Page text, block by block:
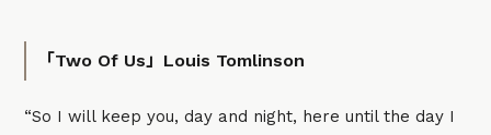
「Two Of Us」Louis Tomlinson
“So I will keep you, day and night, here until the day I